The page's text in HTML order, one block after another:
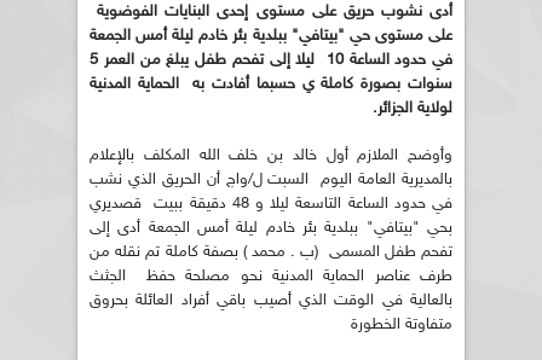
أدى نشوب حريق على مستوى إحدى البنايات الفوضوية
على مستوى حي "بيتافي" ببلدية بئر خادم ليلة أمس الجمعة
في حدود الساعة 10
ليلا إلى تفحم طفل يبلغ من العمر 5
سنوات بصورة كاملة ي حسبما أفادت به
الحماية المدنية
لولاية الجزائر.
وأوضح الملازم أول خالد بن خلف الله المكلف بالإعلام
بالمديرية العامة اليوم السبت ل/واج أن الحريق الذي نشب
في حدود الساعة التاسعة ليلا و 48 دقيقة ببيت قصديري
بحي "بيتافي" ببلدية بئر خادم ليلة أمس الجمعة أدى إلى
تفحم طفل المسمى (ب . محمد ) بصفة كاملة تم نقله من
طرف عناصر الحماية المدنية نحو مصلحة حفظ الجثث
بالعالية في الوقت الذي أصيب باقي أفراد العائلة بحروق
متفاوتة الخطورة